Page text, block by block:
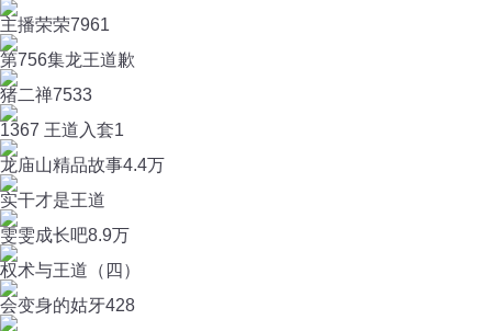
主播荣荣7961
第756集龙王道歉
猪二禅7533
1367 王道入套1
龙庙山精品故事4.4万
实干才是王道
雯雯成长吧8.9万
权术与王道（四）
会变身的姑牙428